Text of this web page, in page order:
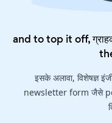
and to top it off,
इसके अलावा, विशेषज्ञ
newsletter form जैसे